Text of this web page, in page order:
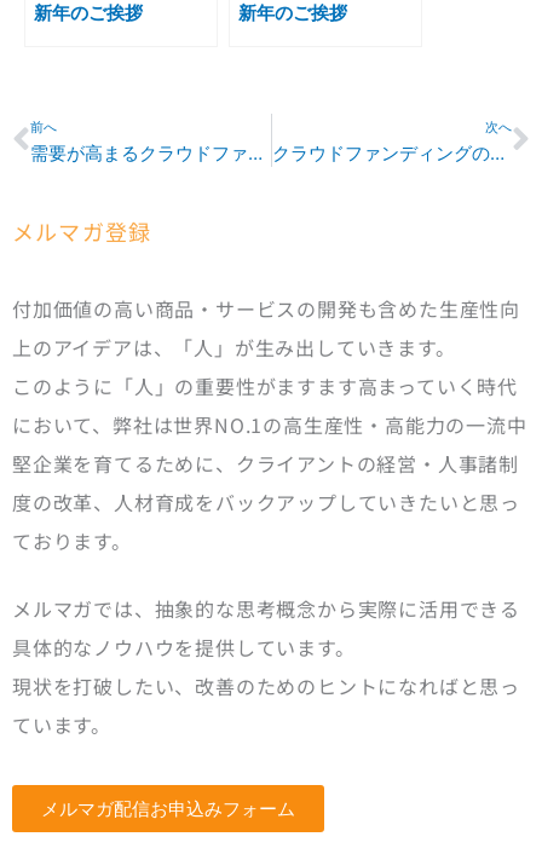
新年のご挨拶 新年のご挨拶
Prev
前へ
需要が高まるクラウドファンディングとは？ 中小企業に最適な資金調達方法
次へ
クラウドファンディングの成功事例を紹介 成功例から学ぶ中小企業の資金調達
メルマガ登録
付加価値の高い商品・サービスの開発も含めた生産性向
上のアイデアは、「人」が生み出していきます。
このように「人」の重要性がますます高まっていく時代
において、弊社は世界NO.1の高生産性・高能力の一流中
堅企業を育てるために、クライアントの経営・人事諸制
度の改革、人材育成をバックアップしていきたいと思っ
ております。
メルマガでは、抽象的な思考概念から実際に活用できる
具体的なノウハウを提供しています。
現状を打破したい、改善のためのヒントになればと思っ
ています。
メルマガ配信お申込みフォーム